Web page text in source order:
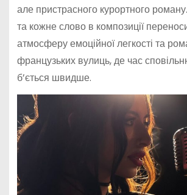
але пристрасного курортного
та кожне слово в композиції
атмосферу емоційної легкості та
французьких вулиць, де час
б’ється швидше.